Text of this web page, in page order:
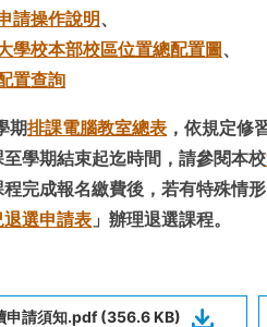
請操作說明、
學校本部校區位置總配置圖、
置查詢
期排課電腦教室總表 ，依規定修
學期結束起迄時間，請參閱本校
完成報名繳費後，若有特殊情
選申請表 」辦理退選課程。
申請須知.pdf (356.6 KB)